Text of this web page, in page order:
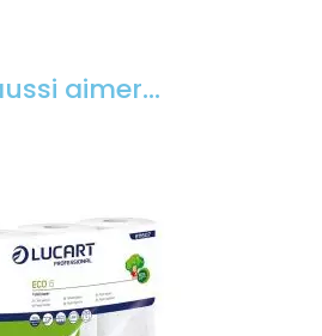
aimer…